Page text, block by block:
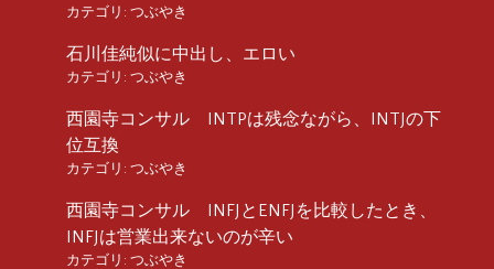
カテゴリ: つぶやき
石川佳純似に中出し、エロい
カテゴリ: つぶやき
西園寺コンサル INTPは残念ながら、INTJの下
位互換
カテゴリ: つぶやき
西園寺コンサル INFJとENFJを比較したとき、
INFJは営業出来ないのが辛い
カテゴリ: つぶやき